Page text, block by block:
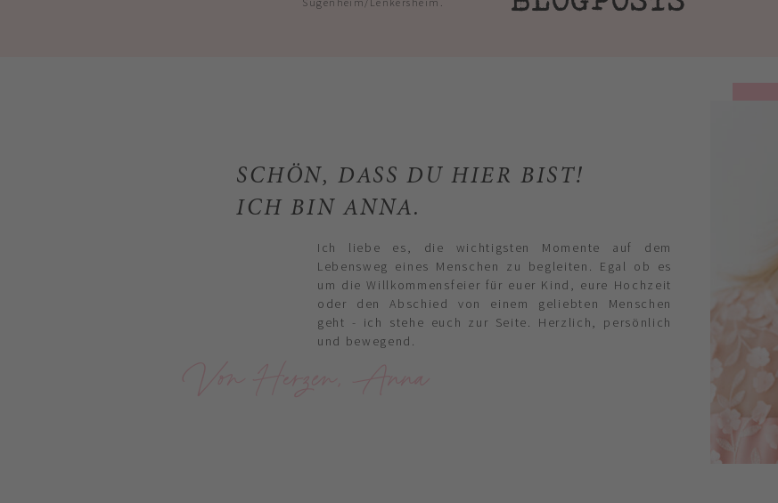
Ich liebe es, die wichtigsten Momente auf dem
Lebensweg eines Menschen zu begleiten. Egal ob es
um die Willkommensfeier für euer Kind, eure Hochzeit
oder den Abschied von einem geliebten Menschen
geht - ich stehe euch zur Seite. Herzlich, persönlich
und bewegend.
SCHÖN, DASS DU HIER BIST!
ICH BIN ANNA.